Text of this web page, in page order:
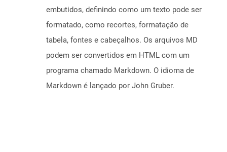
embutidos, definindo como um texto pode ser
formatado, como recortes, formatação de
tabela, fontes e cabeçalhos. Os arquivos MD
podem ser convertidos em HTML com um
programa chamado Markdown. O idioma de
Markdown é lançado por John Gruber.